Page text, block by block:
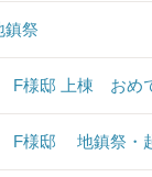
鎮祭
様邸 上棟 おめ
様邸 地鎮祭・起